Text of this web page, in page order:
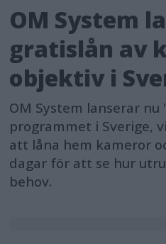
OM System
gratislån av
objektiv i
OM System lanserar nu
programmet i Sverige,
att låna hem kameror
dagar för att se hur
behov.